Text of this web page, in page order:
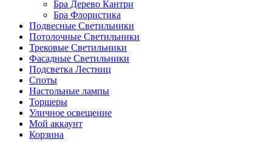
Бра Дерево Кантри
Бра Флористика
Подвесные Светильники
Потолочные Светильники
Трековые Светильники
Фасадные Светильники
Подсветка Лестниц
Споты
Настольные лампы
Торшеры
Уличное освещение
Мой аккаунт
Корзина